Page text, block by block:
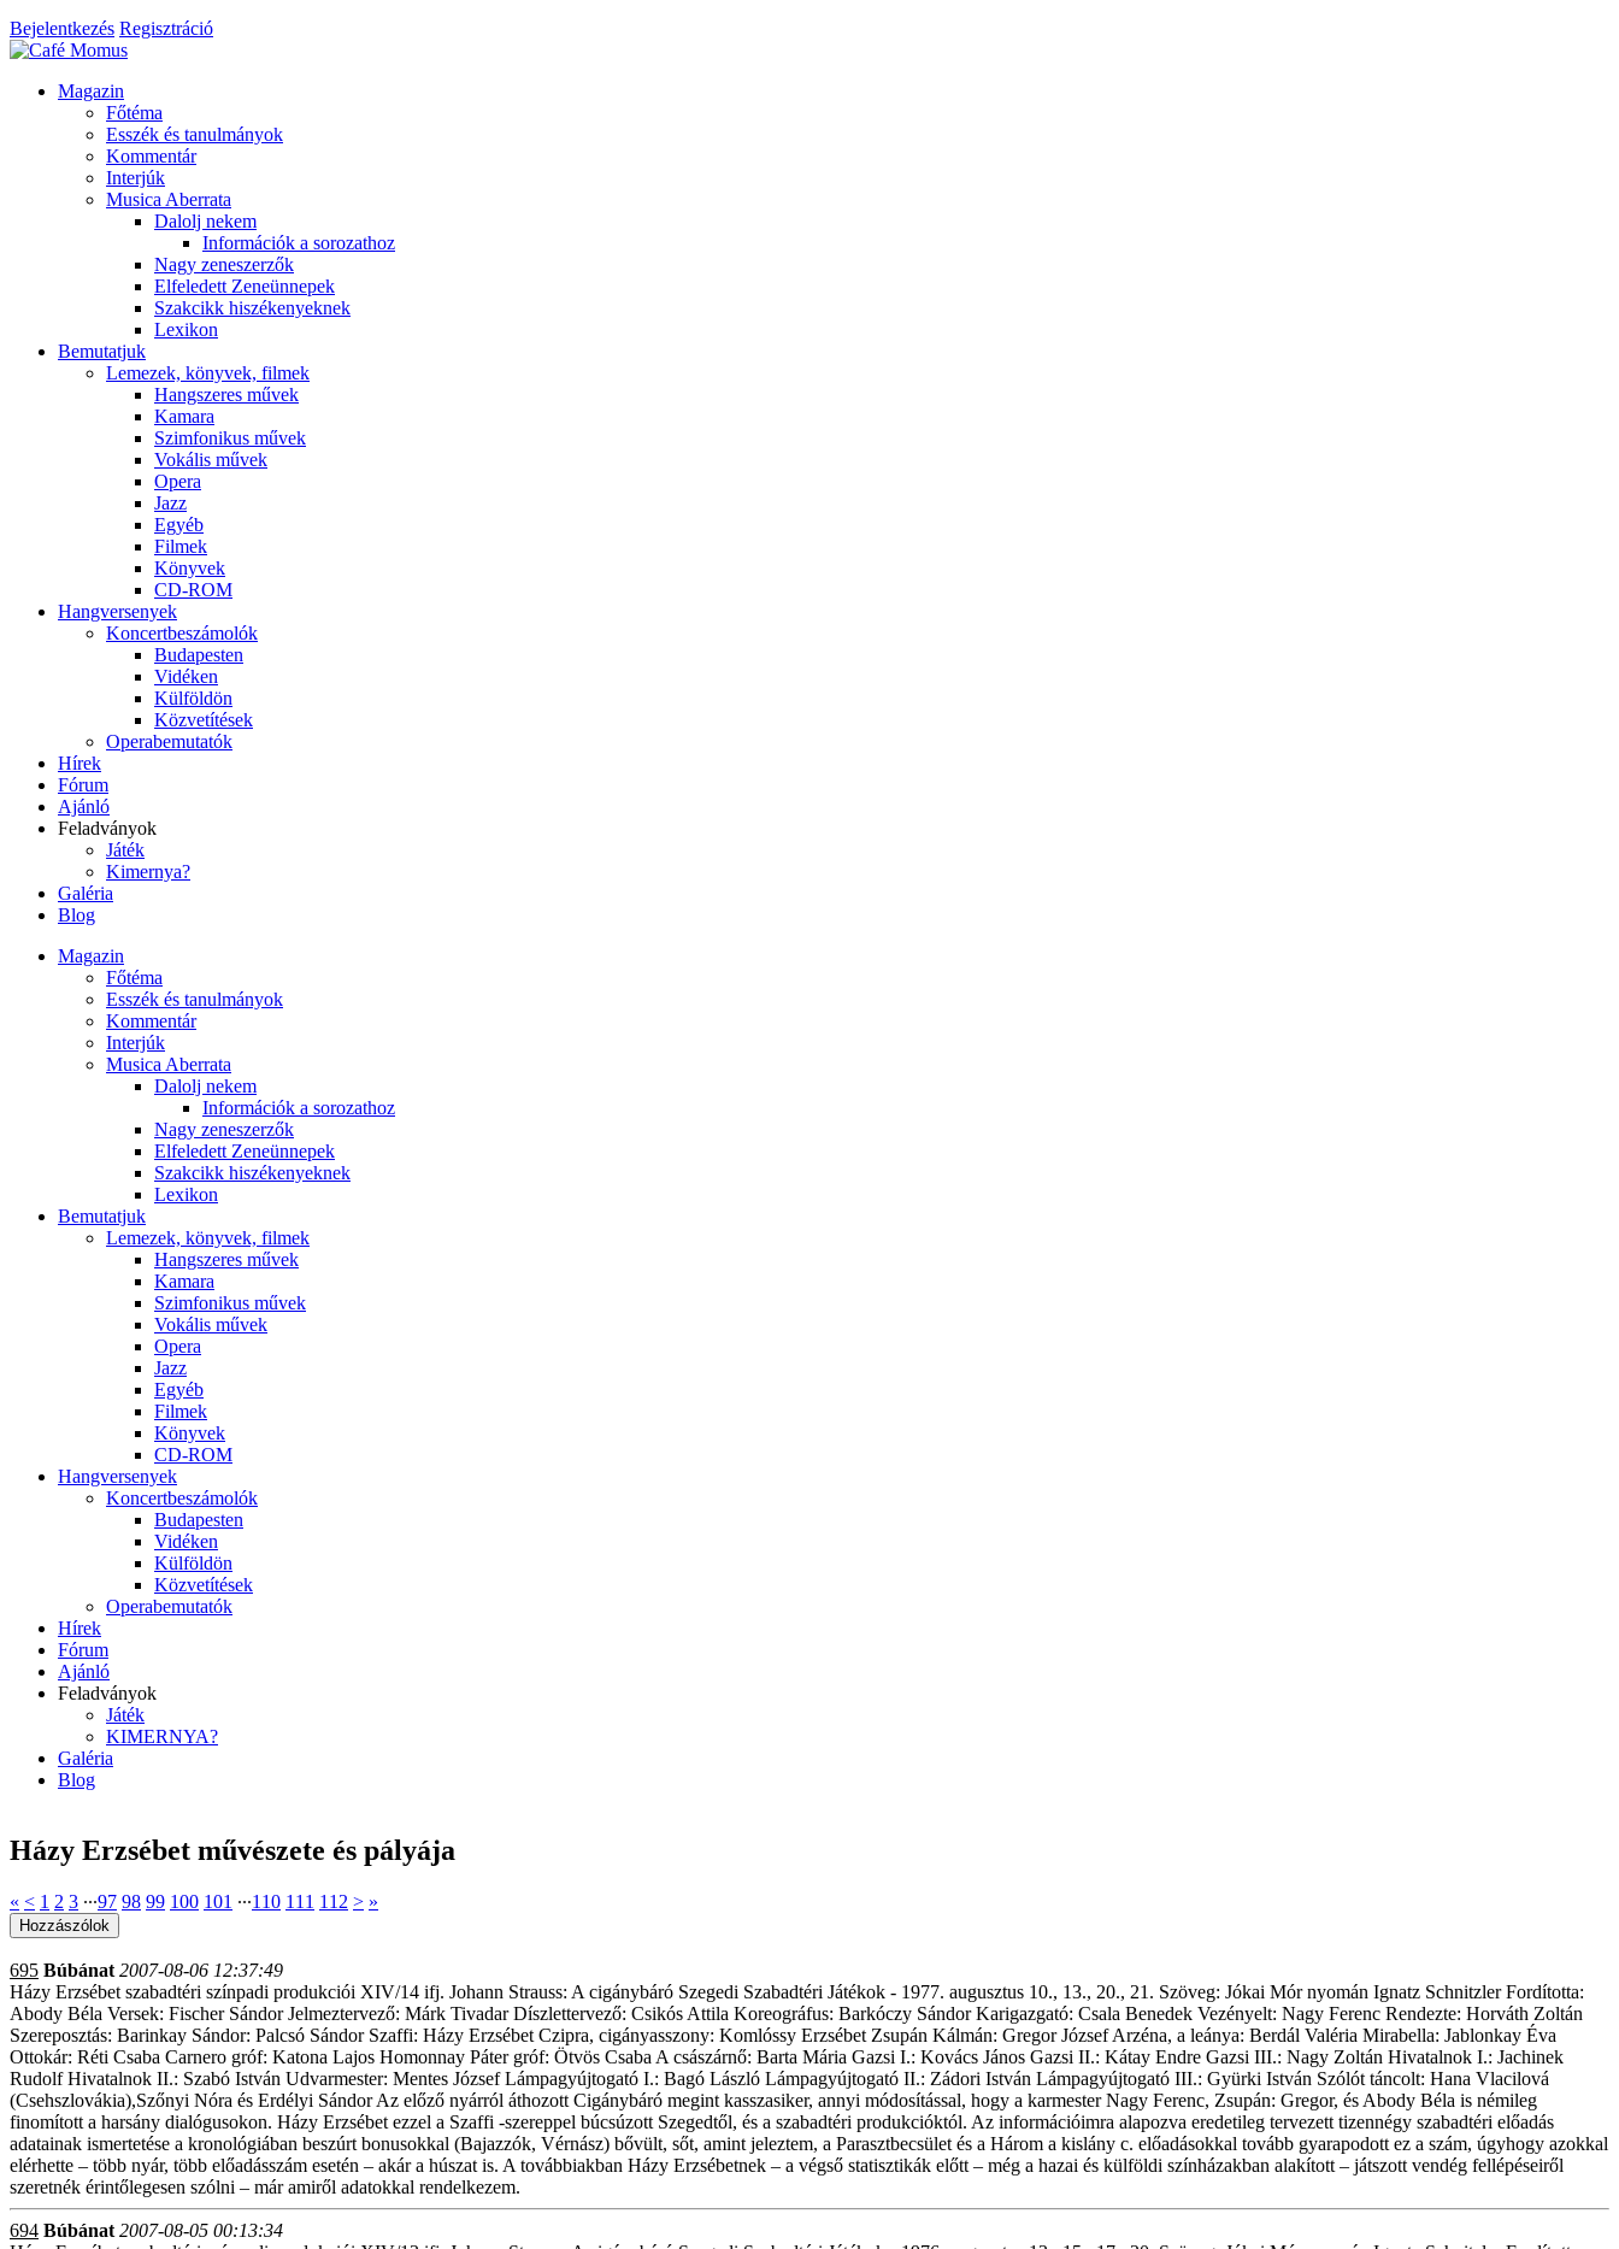
Bejelentkezés Regisztráció
Magazin
Főtéma
Esszék és tanulmányok
Kommentár
Interjúk
Musica Aberrata
Dalolj nekem
Információk a sorozathoz
Nagy zeneszerzők
Elfeledett Zeneünnepek
Szakcikk hiszékenyeknek
Lexikon
Bemutatjuk
Lemezek, könyvek, filmek
Hangszeres művek
Kamara
Szimfonikus művek
Vokális művek
Opera
Jazz
Egyéb
Filmek
Könyvek
CD-ROM
Hangversenyek
Koncertbeszámolók
Budapesten
Vidéken
Külföldön
Közvetítések
Operabemutatók
Hírek
Fórum
Ajánló
Feladványok
Játék
Kimernya?
Galéria
Blog
Magazin
Főtéma
Esszék és tanulmányok
Kommentár
Interjúk
Musica Aberrata
Dalolj nekem
Információk a sorozathoz
Nagy zeneszerzők
Elfeledett Zeneünnepek
Szakcikk hiszékenyeknek
Lexikon
Bemutatjuk
Lemezek, könyvek, filmek
Hangszeres művek
Kamara
Szimfonikus művek
Vokális művek
Opera
Jazz
Egyéb
Filmek
Könyvek
CD-ROM
Hangversenyek
Koncertbeszámolók
Budapesten
Vidéken
Külföldön
Közvetítések
Operabemutatók
Hírek
Fórum
Ajánló
Feladványok
Játék
KIMERNYA?
Galéria
Blog
Házy Erzsébet művészete és pályája
« < 1 2 3 ∙∙∙97 98 99 100 101 ∙∙∙110 111 112 > »
695 Búbánat 2007-08-06 12:37:49
Házy Erzsébet szabadtéri színpadi produkciói XIV/14 ifj. Johann Strauss: A cigánybáró Szegedi Szabadtéri Játékok - 1977. augusztus 10., 13., 20., 21. Szöveg: Jókai Mór nyomán Ignatz Schnitzler Fordította:
Abody Béla Versek: Fischer Sándor Jelmeztervező: Márk Tivadar Díszlettervező: Csikós Attila Koreográfus: Barkóczy Sándor Karigazgató: Csala Benedek Vezényelt: Nagy Ferenc Rendezte: Horváth Zoltán
Szereposztás: Barinkay Sándor: Palcsó Sándor Szaffi: Házy Erzsébet Czipra, cigányasszony: Komlóssy Erzsébet Zsupán Kálmán: Gregor József Arzéna, a leánya: Berdál Valéria Mirabella: Jablonkay Éva
Ottokár: Réti Csaba Carnero gróf: Katona Lajos Homonnay Páter gróf: Ötvös Csaba A császárnő: Barta Mária Gazsi I.: Kovács János Gazsi II.: Kátay Endre Gazsi III.: Nagy Zoltán Hivatalnok I.: Jachinek
Rudolf Hivatalnok II.: Szabó István Udvarmester: Mentes József Lámpagyújtogató I.: Bagó László Lámpagyújtogató II.: Zádori István Lámpagyújtogató III.: Gyürki István Szólót táncolt: Hana Vlacilová
(Csehszlovákia),Szőnyi Nóra és Erdélyi Sándor Az előző nyárról áthozott Cigánybáró megint kasszasiker, annyi módosítással, hogy a karmester Nagy Ferenc, Zsupán: Gregor, és Abody Béla is némileg
finomított a harsány dialógusokon. Házy Erzsébet ezzel a Szaffi -szereppel búcsúzott Szegedtől, és a szabadtéri produkcióktól. Az információimra alapozva eredetileg tervezett tizennégy szabadtéri előadás
adatainak ismertetése a kronológiában beszúrt bonusokkal (Bajazzók, Vérnász) bővült, sőt, amint jeleztem, a Parasztbecsület és a Három a kislány c. előadásokkal tovább gyarapodott ez a szám, úgyhogy azokkal
elérhette – több nyár, több előadásszám esetén – akár a húszat is. A továbbiakban Házy Erzsébetnek – a végső statisztikák előtt – még a hazai és külföldi színházakban alakított – játszott vendég fellépéseiről
szeretnék érintőlegesen szólni – már amiről adatokkal rendelkezem.
694 Búbánat 2007-08-05 00:13:34